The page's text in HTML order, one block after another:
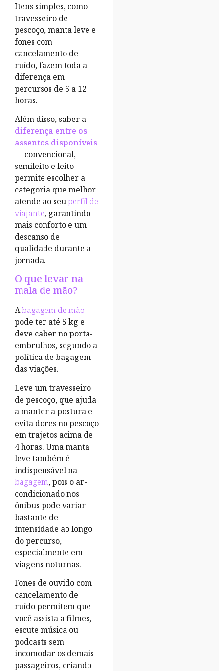
Itens simples, como
travesseiro de
pescoço, manta leve e
fones com
cancelamento de
ruído, fazem toda a
diferença em
percursos de 6 a 12
horas.
Além disso, saber a
diferença entre os
assentos disponíveis
— convencional,
semileito e leito —
permite escolher a
categoria que melhor
atende ao seuperfil de
viajante, garantindo
mais conforto e um
descanso de
qualidade durante a
jornada.
O que levar na
mala de mão?
Abagagem de mão
pode ter até 5 kg e
deve caber no porta-
embrulhos, segundo a
política de bagagem
das viações.
Leve um travesseiro
de pescoço, que ajuda
a manter a postura e
evita dores no pescoço
em trajetos acima de
4 horas. Uma manta
leve também é
indispensável na
bagagem, pois o ar-
condicionado nos
ônibus pode variar
bastante de
intensidade ao longo
do percurso,
especialmente em
viagens noturnas.
Fones de ouvido com
cancelamento de
ruído permitem que
você assista a filmes,
escute música ou
podcasts sem
incomodar os demais
passageiros, criando